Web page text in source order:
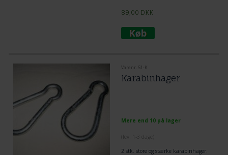
89,00 DKK
Varenr. 51-K
Karabinhager
Mere end 10 på lager
2 stk. store og stærke karabinhager.